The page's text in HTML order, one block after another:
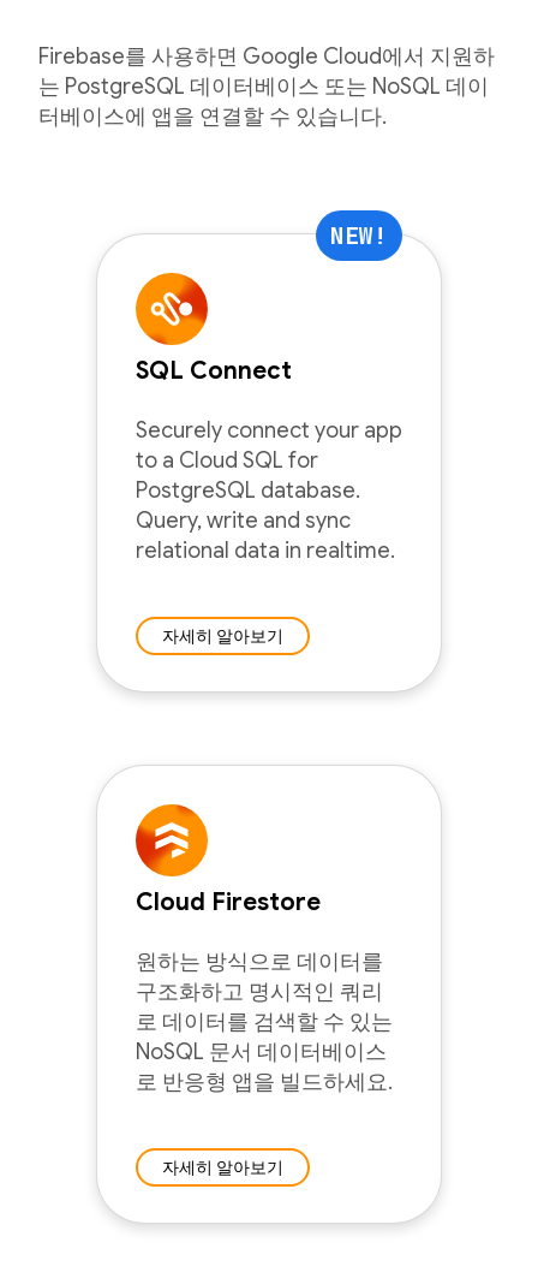
Firebase를 사용하면 Google Cloud에서 지원하
는 PostgreSQL 데이터베이스 또는 NoSQL 데이
터베이스에 앱을 연결할 수 있습니다.
NEW!
SQL Connect
Securely connect your app
to a Cloud SQL for
PostgreSQL database.
Query, write and sync
relational data in realtime.
자세히 알아보기
Cloud Firestore
원하는 방식으로 데이터를
구조화하고 명시적인 쿼리
로 데이터를 검색할 수 있는
NoSQL 문서 데이터베이스
로 반응형 앱을 빌드하세요.
자세히 알아보기